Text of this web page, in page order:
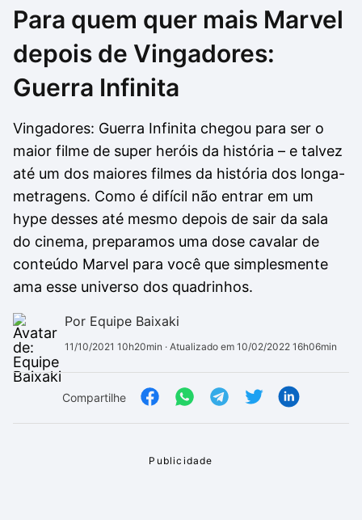
Drivers
Ver mais
Outros
Ver mais
Para quem quer mais Marvel
depois de Vingadores:
Guerra Infinita
Vingadores: Guerra Infinita chegou para ser o
maior filme de super heróis da história – e talvez
até um dos maiores filmes da história dos longa-
metragens. Como é difícil não entrar em um
hype desses até mesmo depois de sair da sala
do cinema, preparamos uma dose cavalar de
conteúdo Marvel para você que simplesmente
ama esse universo dos quadrinhos.
Por Equipe Baixaki
11/10/2021 10h20min · Atualizado em 10/02/2022 16h06min
Compartilhe